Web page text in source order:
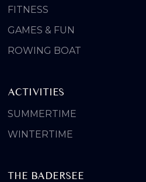
FITNESS
GAMES & FUN
ROWING BOAT
ACTIVITIES
SUMMERTIME
WINTERTIME
THE BADERSEE